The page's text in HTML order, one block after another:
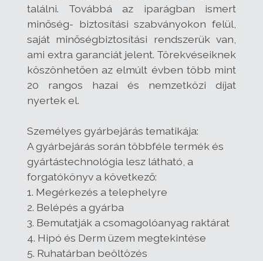
találni. Továbbá az iparágban ismert
minőség- biztosítási szabványokon felül,
saját minőségbiztosítási rendszerük van,
ami extra garanciát jelent. Törekvéseiknek
köszönhetően az elmúlt évben több mint
20 rangos hazai és nemzetközi díjat
nyertek el.
Személyes gyárbejárás tematikája:
A gyárbejárás során többféle termék és
gyártástechnológia lesz látható, a
forgatókönyv a következő:
1. Megérkezés a telephelyre
2. Belépés a gyárba
3. Bemutatják a csomagolóanyag raktárat
4. Hipó és Derm üzem megtekintése
5. Ruhatárban beöltözés